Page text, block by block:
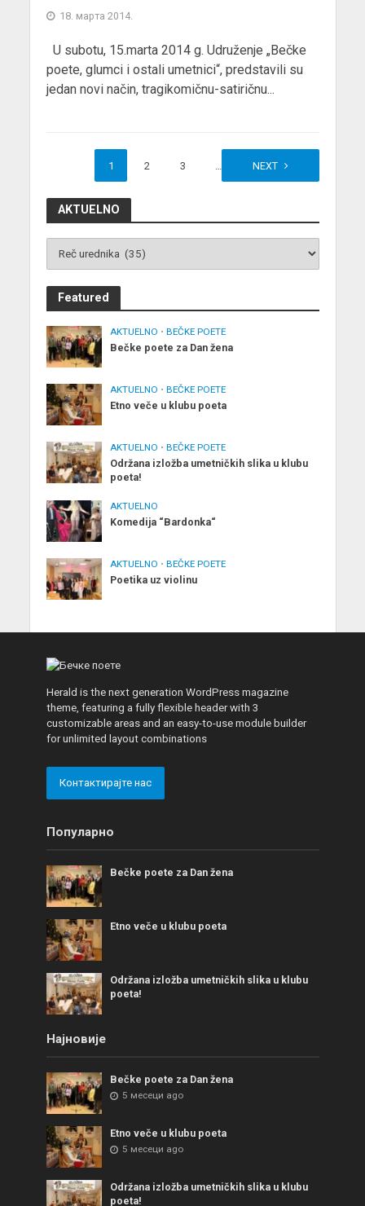
18. марта 2014.
U subotu, 15.marta 2014 g. Udruženje „Bečke
poete, glumci i ostali umetnici“, predstavili su
jedan novi način, tragikomičnu-satiričnu...
1 2 3 … 7
NEXT
AKTUELNO
Featured
AKTUELNO • BEČKE POETE
Bečke poete za Dan žena
AKTUELNO • BEČKE POETE
Etno veče u klubu poeta
AKTUELNO • BEČKE POETE
Održana izložba umetničkih slika u klubu
poeta!
AKTUELNO
Komedija “Bardonka“
AKTUELNO • BEČKE POETE
Poetika uz violinu
Herald is the next generation WordPress magazine
theme, featuring a fully flexible header with 3
customizable areas and an easy-to-use module builder
for unlimited layout combinations
Контактирајте нас
Популарно
Bečke poete za Dan žena
Etno veče u klubu poeta
Održana izložba umetničkih slika u klubu
poeta!
Најновије
Bečke poete za Dan žena
5 месеци ago
Etno veče u klubu poeta
5 месеци ago
Održana izložba umetničkih slika u klubu
poeta!